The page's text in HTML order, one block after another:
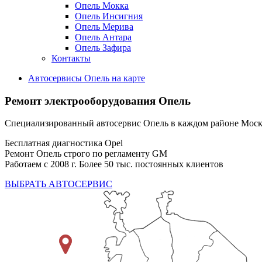
Опель Мокка
Опель Инсигния
Опель Мерива
Опель Антара
Опель Зафира
Контакты
Автосервисы Опель на карте
Ремонт электрооборудования Опель
Специализированный автосервис Опель в каждом районе
Бесплатная диагностика Opel
Ремонт Опель строго по регламенту GM
Работаем с 2008 г. Более 50 тыс. постоянных клиентов
ВЫБРАТЬ АВТОСЕРВИС